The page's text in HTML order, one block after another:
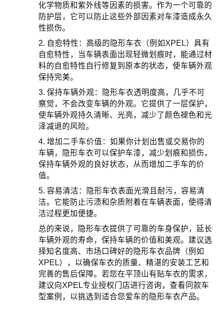
化学物质和紫外线等因素的损害。作为一个可靠的
防护层，它可以防止这些外部因素对车漆造成永久
性损伤。
2. 自愈特性：高级的隐形车衣（例如XPEL）具有
自愈特性，当车辆表面出现轻微划痕时，能通过材
料的自愈特性自行修复到原本的状态，使车辆外观
保持完美。
3. 保持车辆外观：隐形车衣透明度高，几乎不可
察觉，不会改变车辆的外观。它提供了一层保护，
使车辆外观持久清晰、光亮，减少了颜色褪色和光
泽减退的风险。
4. 增加二手车价值：如果你计划出售或交易你的
车辆，隐形车衣可以保护车漆，减少划痕和损伤，
保持车辆外观的良好状态，从而增加二手车的价
值。
5. 容易清洁：隐形车衣表面光滑且耐污，容易清
洁。它能防止污渍和杂质附着在车辆表面，使得清
洁过程更加便捷。
总的来说，隐形车衣提供了可靠的车身保护，延长
车辆外观的寿命，保持车辆的价值和美观。建议选
择知名度高、市场口碑好的隐形车衣品牌（例如
XPEL），以确保车衣的质量、精湛的安装工艺和
完善的售后保障。若您在平顶山有贴车衣的需求，
建议向XPEL专业授权门店进行咨询，查看同款车
型案例，以挑选到适合您爱车的隐形车衣产品。